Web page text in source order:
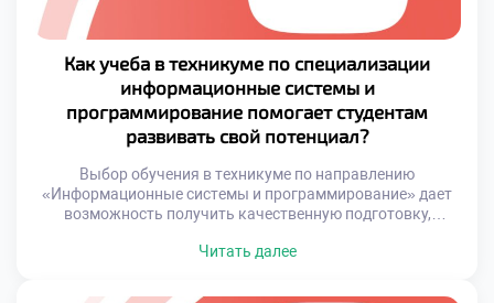
Как учеба в техникуме по специализации
информационные системы и
программирование помогает студентам
развивать свой потенциал?
Выбор обучения в техникуме по направлению
«Информационные системы и программирование» дает
возможность получить качественную подготовку,
опытом. Такая образовательная модель формирует у
обеспечением, но и способность к самообучению, гибкому
Читать далее